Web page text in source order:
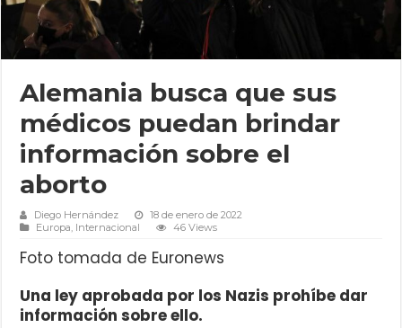
Alemania busca que sus
médicos puedan brindar
información sobre el
aborto
Diego Hernández
18 de enero de 2022
Europa, Internacional 46 Views
Foto tomada de Euronews
Una ley aprobada por los Nazis prohíbe dar
información sobre ello.